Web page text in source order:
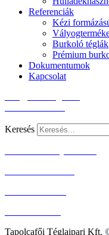
Referenciák
Kézi
Burkoló téglák
Prémium
Dokumentumok
Kapcsolat
Keresés
Tapolcafői Téglaipari Kft.